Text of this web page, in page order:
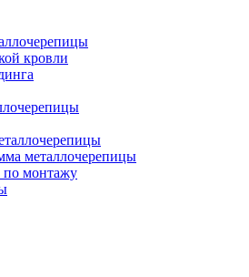
кровли
металлочерепицы
монтажу